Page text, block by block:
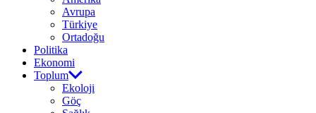
Avrupa
Türkiye
Ortadoğu
Politika
Ekonomi
Toplum
Ekoloji
Göç